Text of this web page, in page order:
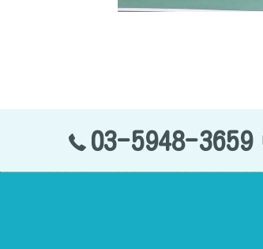
03-5948-3659